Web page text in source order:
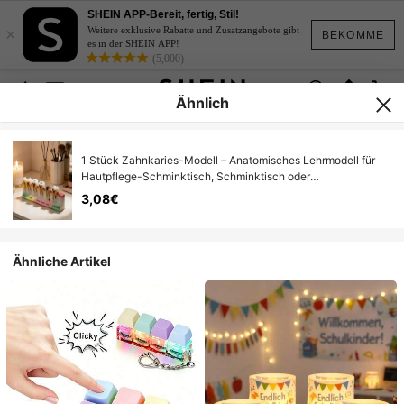
BEKOMME
×
SHEIN APP-Bereit, fertig, Stil!
Weitere exklusive Rabatte und Zusatzangebote gibt
es in der SHEIN APP!
(5,000)
Ähnlich
1 Stück Zahnkaries-Modell – Anatomisches Lehrmodell für
Hautpflege-Schminktisch, Schminktisch oder
Badezimmerdekoration – zeigt normale bis restliche
Wurzelstadien mit farbcodierten Beschriftungen –
3,08€
Ähnliche Artikel